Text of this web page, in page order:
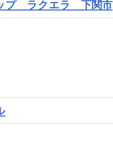
プ ラクエラ 下関市